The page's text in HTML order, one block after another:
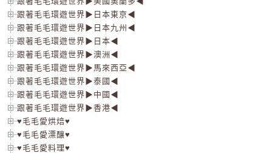
跟著毛毛環遊世界▶日本東京◀
跟著毛毛環遊世界▶日本九州◀
跟著毛毛環遊世界▶日本◀
跟著毛毛環遊世界▶澳洲◀
跟著毛毛環遊世界▶馬來西亞◀
跟著毛毛環遊世界▶泰國◀
跟著毛毛環遊世界▶中國◀
跟著毛毛環遊世界▶香港◀
♥毛毛愛烘焙♥
♥毛毛愛漂釀♥
♥毛毛愛料理♥